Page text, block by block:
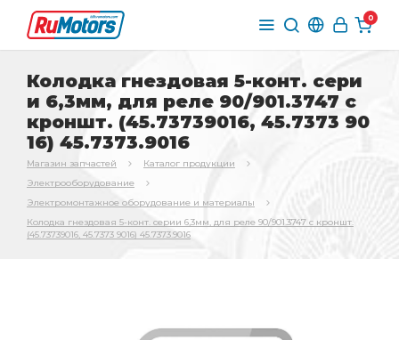
0
Колодка гнездовая 5-конт. сери
и 6,3мм, для реле 90/901.3747 с
кроншт. (45.73739016, 45.7373 90
16) 45.7373.9016
Магазин запчастей
Каталог продукции
Электрооборудование
Электромонтажное оборудование и материалы
Колодка гнездовая 5-конт. серии 6,3мм, для реле 90/901.3747 с кроншт.
(45.73739016, 45.7373 9016) 45.7373.9016